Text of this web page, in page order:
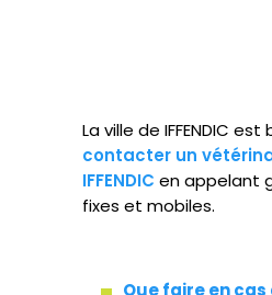
La ville de IFFENDIC
contacter un
IFFENDIC en appelant
fixes et mobiles.